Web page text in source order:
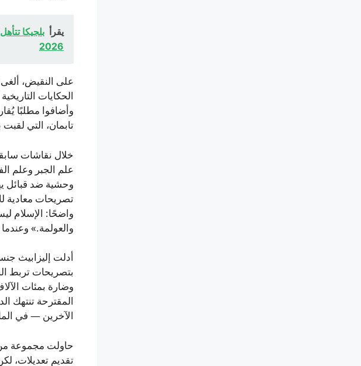
يقرأ بلجيكا
2026
على النقيض،
الحكايات
تابمان، التي
خلال نقاشات
علم الجبر وعلم
وحشية ضد قبائل
تصريحات معادية
واضحًا: الإسلام
والعولمة.»
أدلت إليزابيث
بتصريحات تربط
وضارة بمئات
المقترحة تنتهك
الآخرين — في
حاولت مجموعة
تقديم تعديلات،